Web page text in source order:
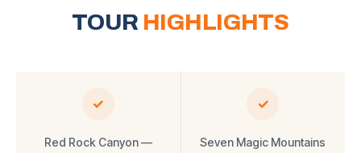
TOUR HIGHLIGHTS
✓
Red Rock Canyon —
✓
Seven Magic Mountains